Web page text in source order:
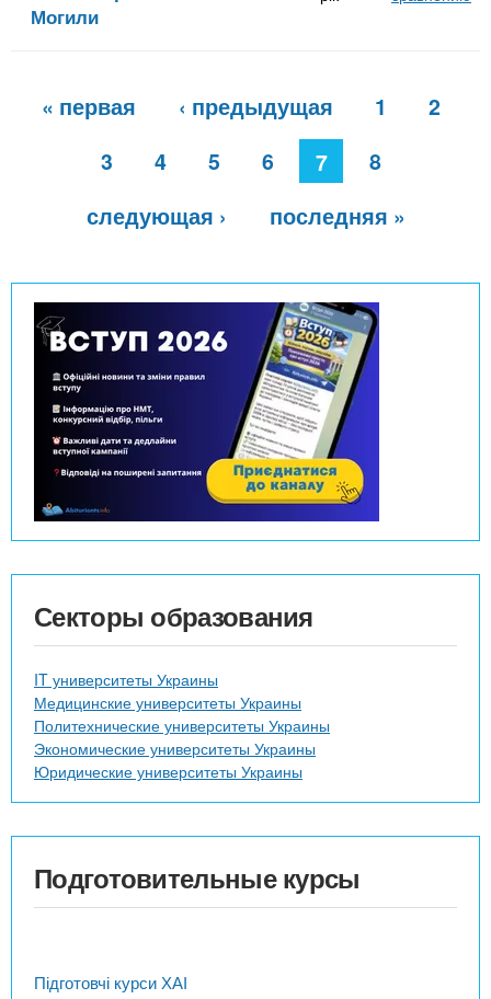
Могили
« первая ‹ предыдущая 1
2
3
4 5 6 7
8
следующая ›
последняя »
Секторы образования
IT университеты Украины
Медицинские университеты Украины
Политехнические университеты Украины
Экономические университеты Украины
Юридические университеты Украины
Подготовительные курсы
Підготовчі курси ХАІ